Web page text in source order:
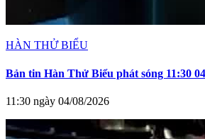
HÀN THỬ BIỂU
Bản tin Hàn Thử Biểu phát sóng 11:30
11:30 ngày 04/08/2026